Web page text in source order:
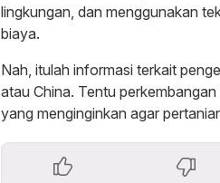
lingkungan, dan menggunakan
biaya.
Nah, itulah informasi terkait
atau China. Tentu
yang menginginkan agar